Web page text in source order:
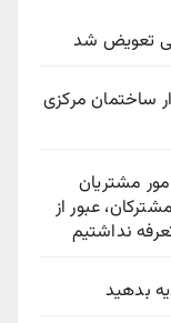
ساختمان مرکزی
مشتریان
عبور از
نداشتیم
بدهید